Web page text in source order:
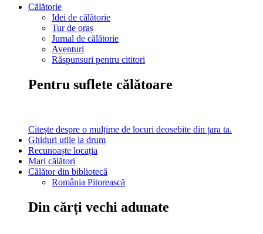
Călătorie
Idei de călătorie
Tur de oraș
Jurnal de călătorie
Aventuri
Răspunsuri pentru cititori
Pentru suflete călătoare
Citește despre o mulțime de locuri deosebite din țara ta.
Ghiduri utile la drum
Recunoaște locația
Mari călători
Călător din bibliotecă
România Pitorească
Din cărți vechi adunate